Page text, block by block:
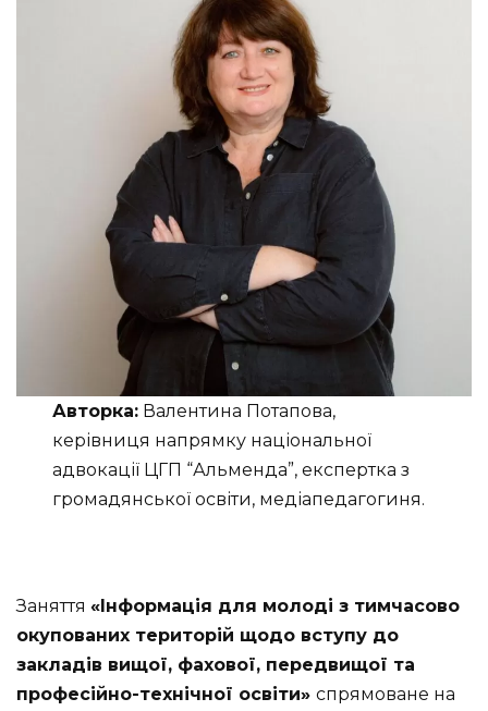
Авторка: Валентина Потапова,
керівниця напрямку національної
адвокації ЦГП “Альменда”, експертка з
громадянської освіти, медіапедагогиня.
Заняття «Інформація для молоді з тимчасово
окупованих територій щодо вступу до
закладів вищої, фахової, передвищої та
професійно-технічної освіти» спрямоване на